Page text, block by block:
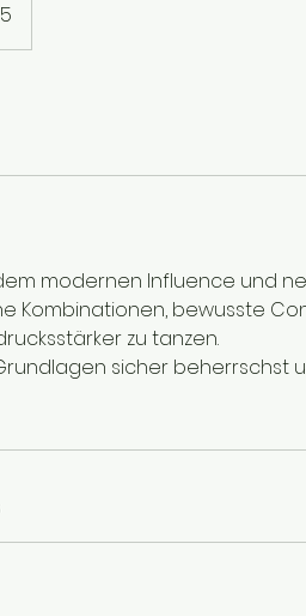
modernen Influence und
Kombinationen, bewusste
zu tanzen.
sicher beherrschst